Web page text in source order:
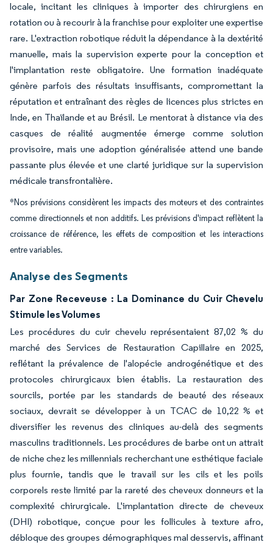
locale, incitant les cliniques à importer des chirurgiens en
rotation ou à recourir à la franchise pour exploiter une expertise
rare. L'extraction robotique réduit la dépendance à la dextérité
manuelle, mais la supervision experte pour la conception et
l'implantation reste obligatoire. Une formation inadéquate
génère parfois des résultats insuffisants, compromettant la
réputation et entraînant des règles de licences plus strictes en
Inde, en Thaïlande et au Brésil. Le mentorat à distance via des
casques de réalité augmentée émerge comme solution
provisoire, mais une adoption généralisée attend une bande
passante plus élevée et une clarté juridique sur la supervision
médicale transfrontalière.
*Nos prévisions considèrent les impacts des moteurs et des contraintes
comme directionnels et non additifs. Les prévisions d'impact reflètent la
croissance de référence, les effets de composition et les interactions
entre variables.
Analyse des Segments
Par Zone Receveuse : La Dominance du Cuir Chevelu
Stimule les Volumes
Les procédures du cuir chevelu représentaient 87,02 % du
marché des Services de Restauration Capillaire en 2025,
reflétant la prévalence de l'alopécie androgénétique et des
protocoles chirurgicaux bien établis. La restauration des
sourcils, portée par les standards de beauté des réseaux
sociaux, devrait se développer à un TCAC de 10,22 % et
diversifier les revenus des cliniques au-delà des segments
masculins traditionnels. Les procédures de barbe ont un attrait
de niche chez les millennials recherchant une esthétique faciale
plus fournie, tandis que le travail sur les cils et les poils
corporels reste limité par la rareté des cheveux donneurs et la
complexité chirurgicale. L'implantation directe de cheveux
(DHI) robotique, conçue pour les follicules à texture afro,
débloque des groupes démographiques mal desservis, affinant